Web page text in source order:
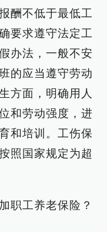
酬不低于最低工
要求遵守法定工
办法，一般不安
的应当遵守劳动
方面，明确用人
和劳动强度，进
和培训。工伤保
照国家规定为超
职工养老保险？